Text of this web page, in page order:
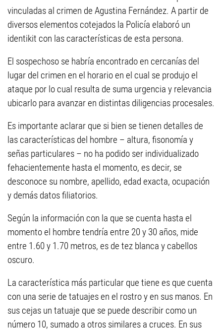
vinculadas al crimen de Agustina Fernández. A partir de
diversos elementos cotejados la Policía elaboró un
identikit con las características de esta persona.
El sospechoso se habría encontrado en cercanías del
lugar del crimen en el horario en el cual se produjo el
ataque por lo cual resulta de suma urgencia y relevancia
ubicarlo para avanzar en distintas diligencias procesales.
Es importante aclarar que si bien se tienen detalles de
las características del hombre – altura, fisonomía y
señas particulares – no ha podido ser individualizado
fehacientemente hasta el momento, es decir, se
desconoce su nombre, apellido, edad exacta, ocupación
y demás datos filiatorios.
Según la información con la que se cuenta hasta el
momento el hombre tendría entre 20 y 30 años, mide
entre 1.60 y 1.70 metros, es de tez blanca y cabellos
oscuro.
La característica más particular que tiene es que cuenta
con una serie de tatuajes en el rostro y en sus manos. En
sus cejas un tatuaje que se puede describir como un
número 10, sumado a otros similares a cruces. En sus